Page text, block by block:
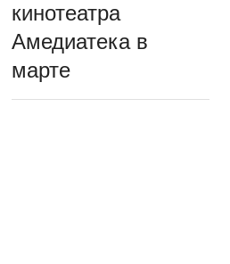
кинотеатра
Амедиатека в
марте